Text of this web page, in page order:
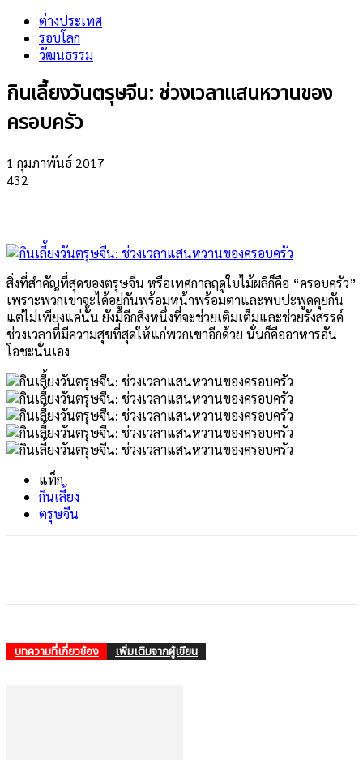
ต่างประเทศ
รอบโลก
วัฒนธรรม
กินเลี้ยงวันตรุษจีน: ช่วงเวลาแสนหวานของ
ครอบครัว
1 กุมภาพันธ์ 2017
432
สิ่งที่สำคัญที่สุดของตรุษจีน หรือเทศกาลฤดูใบไม้ผลิก็คือ “ครอบครัว”
เพราะพวกเขาจะได้อยู่กันพร้อมหน้าพร้อมตาและพบปะพูดคุยกัน
แต่ไม่เพียงแค่นั้น ยังมีอีกสิ่งหนึ่งที่จะช่วยเติมเต็มและช่วยรังสรรค์
ช่วงเวลาที่มีความสุขที่สุดให้แก่พวกเขาอีกด้วย นั่นก็คืออาหารอัน
โอชะนั่นเอง
แท็ก
กินเลี้ยง
ตรุษจีน
บทความที่เกี่ยวข้อง เพิ่มเติมจากผู้เขียน